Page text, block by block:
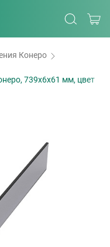
Конеро
739х6х61 мм, цвет